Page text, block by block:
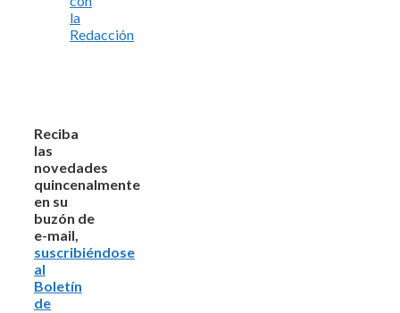
la
Redacción
Reciba
las
novedades
quincenalmente
en su
buzón de
e-mail,
suscribiéndose
al
Boletín
de